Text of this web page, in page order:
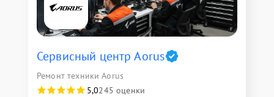
Сервисный центр Aorus
Ремонт техники Aorus
5,0245 оценки